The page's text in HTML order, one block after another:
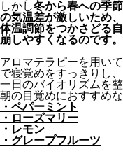
しかし冬から春への季
の気温差が激しいため、
体温調節をつかさどる
崩しやすくなるのです。
アロマテラピーを用い
で寝覚めをすっきりし、
一日のバイオリズムを
朝の目覚めにおすすめ
・ペパーミント
・ローズマリー
・レモン
・グレープフルーツ